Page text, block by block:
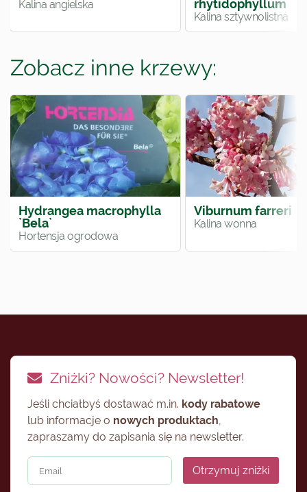
Kalina angielska rhytidophyllum
Kalina sztywnolistna
Zobacz inne krzewy:
Hydrangea macrophylla
`Bela`
Hortensja ogrodowa
Viburnum farreri
Kalina wonna
Zniżki? Nowości? Newsletter!
Jeśli chciałbyś dostawać m.in. kody rabatowe
lub informacje o nowych produktach
zapraszamy do zapisania się na newsletter.
Otrzymuj zniżki